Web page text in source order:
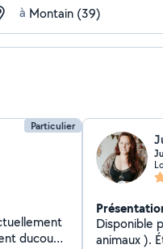
à
Particulier
ducoup
Disponible
animaux ).